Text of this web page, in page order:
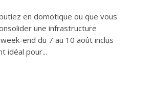
en domotique ou que vous
une infrastructure
end du 7 au 10 août inclus
idéal pour...